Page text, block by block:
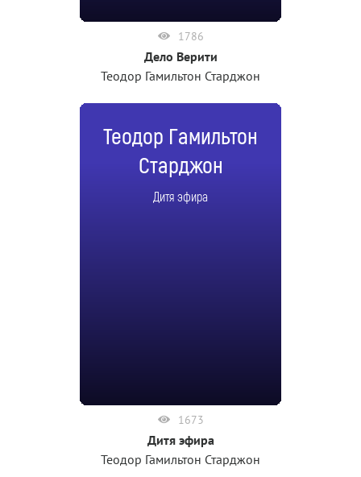
1786
Дело Верити
Теодор Гамильтон Старджон
Теодор Гамильтон
Старджон
Дитя эфира
1673
Дитя эфира
Теодор Гамильтон Старджон